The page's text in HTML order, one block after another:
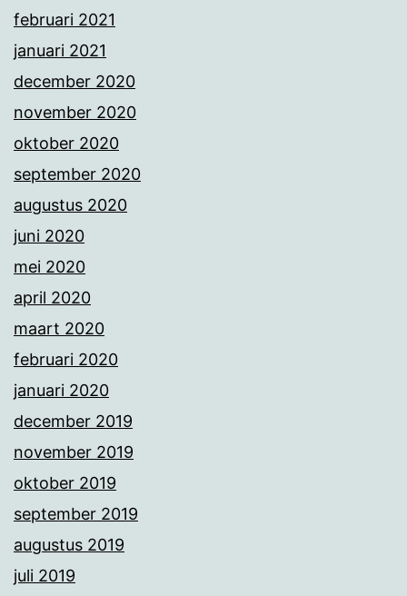
februari 2021
januari 2021
december 2020
november 2020
oktober 2020
september 2020
augustus 2020
juni 2020
mei 2020
april 2020
maart 2020
februari 2020
januari 2020
december 2019
november 2019
oktober 2019
september 2019
augustus 2019
juli 2019